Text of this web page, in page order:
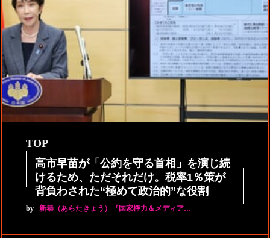
TOP
高市早苗が「公約を守る首相」を演じ続
けるため、ただそれだけ。税率1％策が
背負わされた“極めて政治的”な役割
by 新恭（あらたきょう）『国家権力＆メディア…